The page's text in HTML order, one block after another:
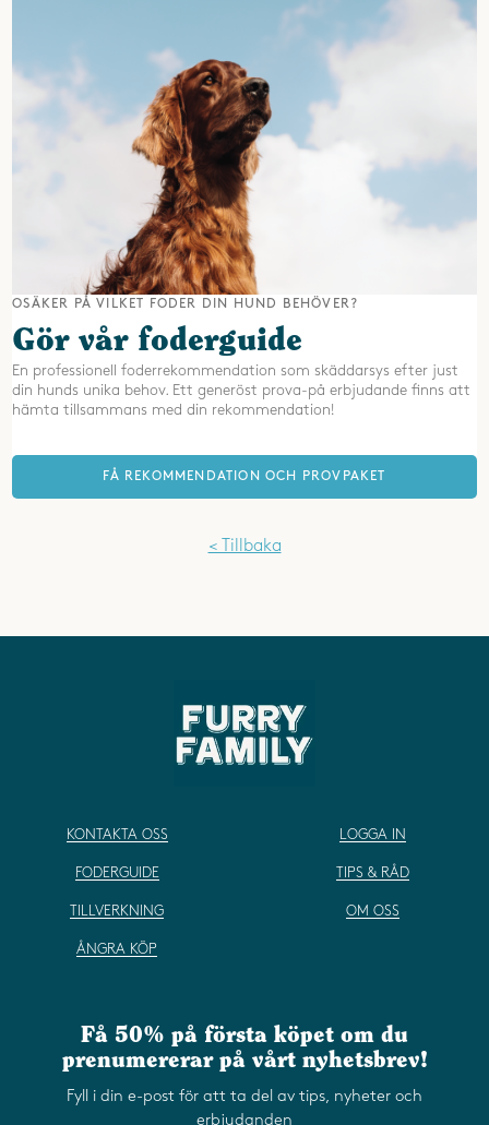
OSÄKER PÅ VILKET FODER DIN HUND BEHÖVER?
Gör vår foderguide
En professionell foderrekommendation som skäddarsys efter just
din hunds unika behov. Ett generöst prova-på erbjudande finns att
hämta tillsammans med din rekommendation!
FÅ REKOMMENDATION OCH PROVPAKET
< Tillbaka
KONTAKTA OSS
FODERGUIDE
TILLVERKNING
ÅNGRA KÖP
LOGGA IN
TIPS & RÅD
OM OSS
Få 50% på första köpet om du
prenumererar på vårt nyhetsbrev!
Fyll i din e-post för att ta del av tips, nyheter och
erbjudanden